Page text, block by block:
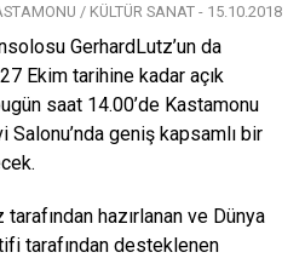
/ KÜLTÜR SANAT - 15.10.2018
GerhardLutz’un da
Ekim tarihine kadar açık
saat 14.00’de Kastamonu
geniş kapsamlı bir
hazırlanan ve Dünya
tarafından desteklenen